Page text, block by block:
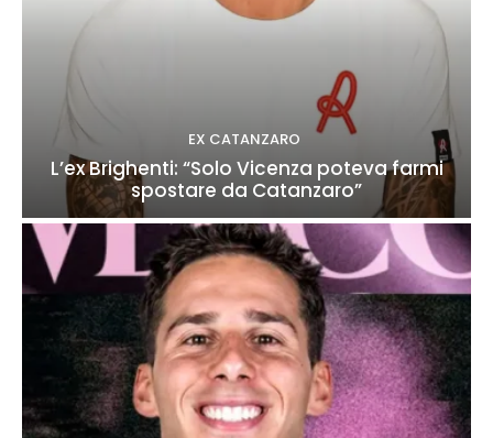
EX CATANZARO
L’ex Brighenti: “Solo Vicenza poteva farmi
spostare da Catanzaro”